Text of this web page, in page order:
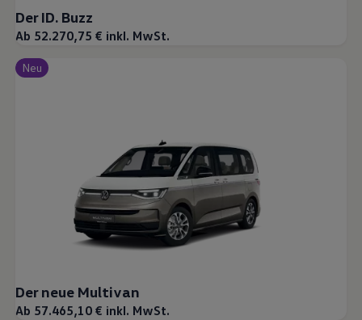
Der ID. Buzz
Ab 52.270,75 € inkl. MwSt.
Neu
Der neue Multivan
Ab 57.465,10 € inkl. MwSt.